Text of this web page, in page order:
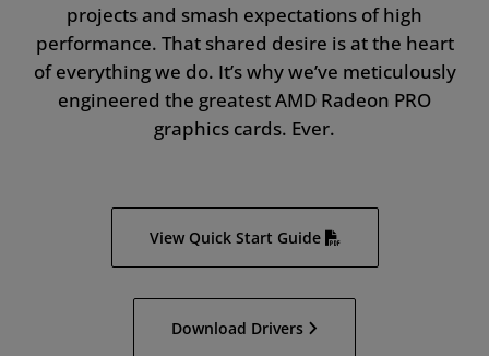
projects and smash expectations of high
performance. That shared desire is at the heart
of everything we do. It’s why we’ve meticulously
engineered the greatest AMD Radeon PRO
graphics cards. Ever.
View Quick Start Guide
Download Drivers